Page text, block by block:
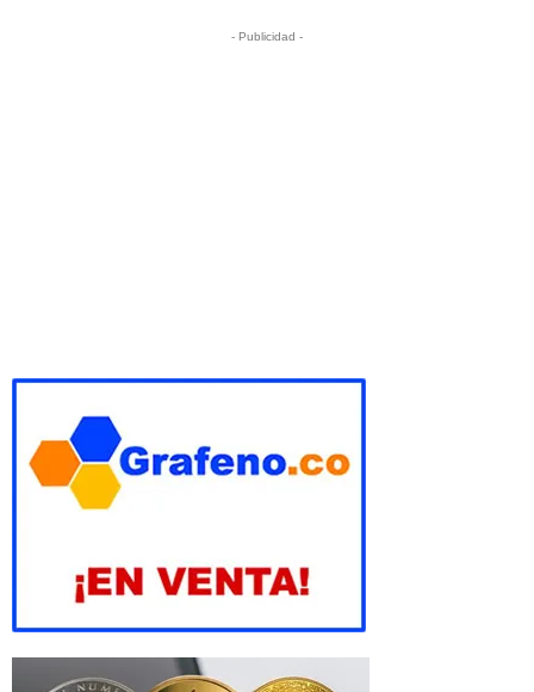
- Publicidad -